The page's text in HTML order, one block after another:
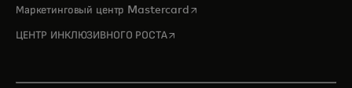
Маркетинговый центр Mastercardopens in a new tab
ЦЕНТР ИНКЛЮЗИВНОГО РОСТАopens in a new tab